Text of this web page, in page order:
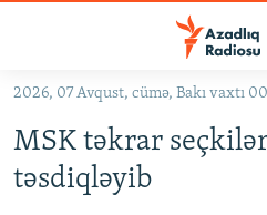
Əsas
qayıt
Əsas
naviqasiyaya
KORRUPSIOMETR
2026, 07 Avqust, cümə, Bakı vaxtı
MSK təkrar
təsdiqləyib